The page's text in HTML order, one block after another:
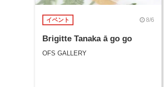
イベント 8/6
Brigitte Tanaka ā go go
OFS GALLERY